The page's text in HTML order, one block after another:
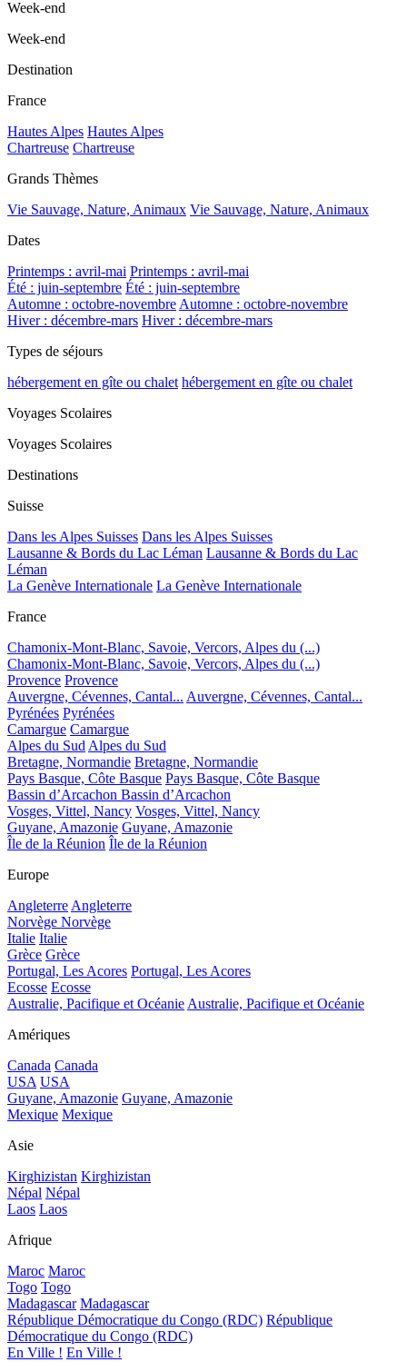
Week-end
Week-end
Destination
France
Hautes Alpes Hautes Alpes
Chartreuse Chartreuse
Grands Thèmes
Vie Sauvage, Nature, Animaux Vie Sauvage, Nature, Animaux
Dates
Printemps : avril-mai Printemps : avril-mai
Été : juin-septembre Été : juin-septembre
Automne : octobre-novembreAutomne : octobre-novembre
Hiver : décembre-mars Hiver : décembre-mars
Types de séjours
hébergement en gîte ou chalet hébergement en gîte ou chalet
Voyages Scolaires
Voyages Scolaires
Destinations
Suisse
Dans les Alpes Suisses Dans les Alpes Suisses
Lausanne & Bords du Lac Léman Lausanne & Bords du Lac
Léman
La Genève Internationale La Genève Internationale
France
Chamonix-Mont-Blanc, Savoie, Vercors, Alpes du (...)
Chamonix-Mont-Blanc, Savoie, Vercors, Alpes du (...)
Provence Provence
Auvergne, Cévennes, Cantal... Auvergne, Cévennes, Cantal...
Pyrénées Pyrénées
Camargue Camargue
Alpes du SudAlpes du Sud
Bretagne, Normandie Bretagne, Normandie
Pays Basque, Côte Basque Pays Basque, Côte Basque
Bassin d’Arcachon Bassin d’Arcachon
Vosges, Vittel, Nancy Vosges, Vittel, Nancy
Guyane, Amazonie Guyane, Amazonie
Île de la Réunion Île de la Réunion
Europe
AngleterreAngleterre
Norvège Norvège
Italie Italie
Grèce Grèce
Portugal, Les Acores Portugal, Les Acores
Ecosse Ecosse
Australie, Pacifique et OcéanieAustralie, Pacifique et Océanie
Amériques
Canada Canada
USA USA
Guyane, Amazonie Guyane, Amazonie
Mexique Mexique
Asie
Kirghizistan Kirghizistan
Népal Népal
Laos Laos
Afrique
Maroc Maroc
Togo Togo
Madagascar Madagascar
République Démocratique du Congo (RDC) République
Démocratique du Congo (RDC)
En Ville ! En Ville !